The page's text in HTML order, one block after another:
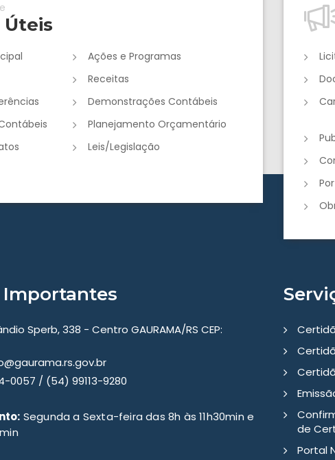
Úteis
Ações e Programas
Receitas
Demonstrações Contábeis
Planejamento Orçamentário
Leis/Legislação
Sperb, 338 - Centro GAURAMA/RS CEP:
0057 / (54) 99113-9280
Segunda a Sexta-feira das 8h às 11h30min e
de
Portal